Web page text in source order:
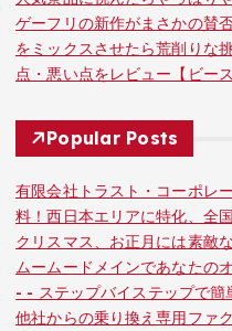
ゲーフリの新作がまさかの賛
をミックスさせたら荒削りな
点・悪い点をレビュー【ビー
Popular Posts
有限会社トラスト・コーポレ
料！西日本エリアに特化、全
クリスマス、お正月には素敵
ムームードメインであなたの
- - ステップバイステップで簡
他社からの乗り換え専用ファ